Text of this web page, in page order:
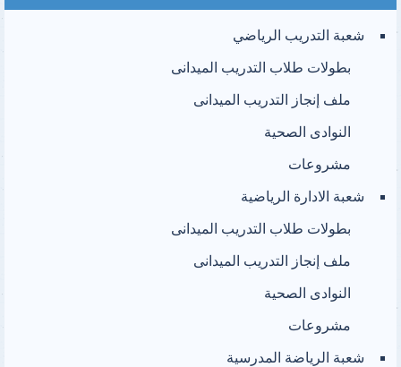
شعبة التدريب الرياضي
بطولات طلاب التدريب الميدانى
ملف إنجاز التدريب الميدانى
النوادى الصحية
مشروعات
شعبة الادارة الرياضية
بطولات طلاب التدريب الميدانى
ملف إنجاز التدريب الميدانى
النوادى الصحية
مشروعات
شعبة الرياضة المدرسية